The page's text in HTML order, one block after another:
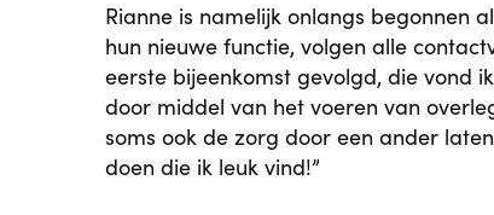
Rianne is namelijk onlangs begonnen
hun nieuwe functie, volgen alle
eerste bijeenkomst gevolgd, die vond
door middel van het voeren van
soms ook de zorg door een ander
doen die ik leuk vind!”